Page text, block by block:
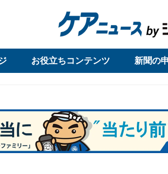
お役立ちコンテンツ 新聞の